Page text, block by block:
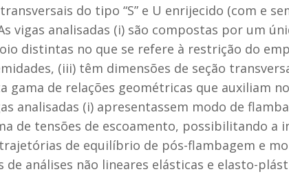
do tipo “S” e U enrijecido (com e
vigas analisadas (i) são compostas por um
distintas no que se refere à restrição do
(iii) têm dimensões de seção
gama de relações geométricas que auxiliam
analisadas (i) apresentassem modo de
de tensões de escoamento, possibilitando a
de equilíbrio de pós-flambagem e
análises não lineares elásticas e elasto-